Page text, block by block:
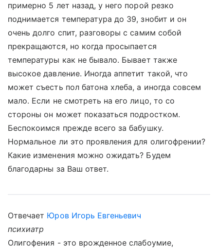
примерно 5 лет назад, у него порой резко
поднимается температура до 39, знобит и он
очень долго спит, разговоры с самим собой
прекращаются, но когда просыпается
температуры как не бывало. Бывает также
высокое давление. Иногда аппетит такой, что
может съесть пол батона хлеба, а иногда совсем
мало. Если не смотреть на его лицо, то со
стороны он может показаться подростком.
Беспокоимся прежде всего за бабушку.
Нормальное ли это проявления для олигофрении?
Какие изменения можно ожидать? Будем
благодарны за Ваш ответ.
Отвечает Юров Игорь Евгеньевич
психиатр
Олигофения - это врожденное слабоумие,